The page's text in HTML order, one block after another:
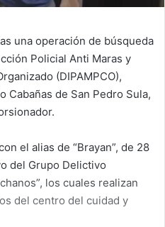
una operación de búsqueda
Policial Anti Maras y
(DIPAMPCO),
Cabañas de San Pedro Sula,
el alias de “Brayan”, de 28
del Grupo Delictivo
los cuales realizan
del centro del cuidad y